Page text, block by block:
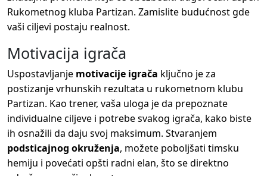
Rukometnog kluba Partizan. Zamislite budućnost gde
vaši ciljevi postaju realnost.
Motivacija igrača
Uspostavljanje motivacije igrača ključno je za
postizanje vrhunskih rezultata u rukometnom klubu
Partizan. Kao trener, vaša uloga je da prepoznate
individualne ciljeve i potrebe svakog igrača, kako biste
ih osnažili da daju svoj maksimum. Stvaranjem
podsticajnog okruženja, možete poboljšati timsku
hemiju i povećati opšti radni elan, što se direktno